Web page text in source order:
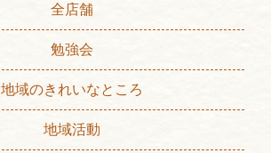
全店舗
勉強会
地域のきれいなところ
地域活動